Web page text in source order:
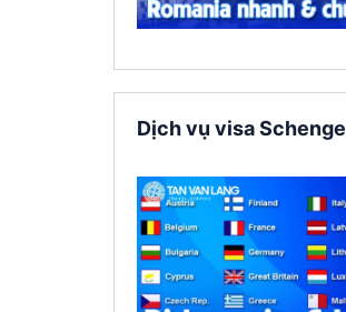
Dịch vụ visa